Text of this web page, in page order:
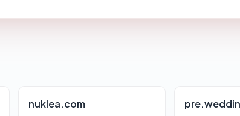
nuklea.com